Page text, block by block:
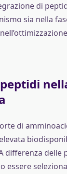
di
sia nella
di
differenza delle
essere